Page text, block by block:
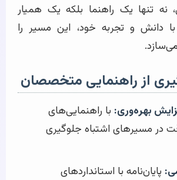
تنها یک راهنما بلکه یک همیار
دانش و تجربه خود، این مسیر را
می‌سازد.
از راهنمایی متخصصان
بهره‌وری: با راهنمایی‌های
در مسیرهای اشتباه جلوگیری
پایان‌نامه با استانداردهای